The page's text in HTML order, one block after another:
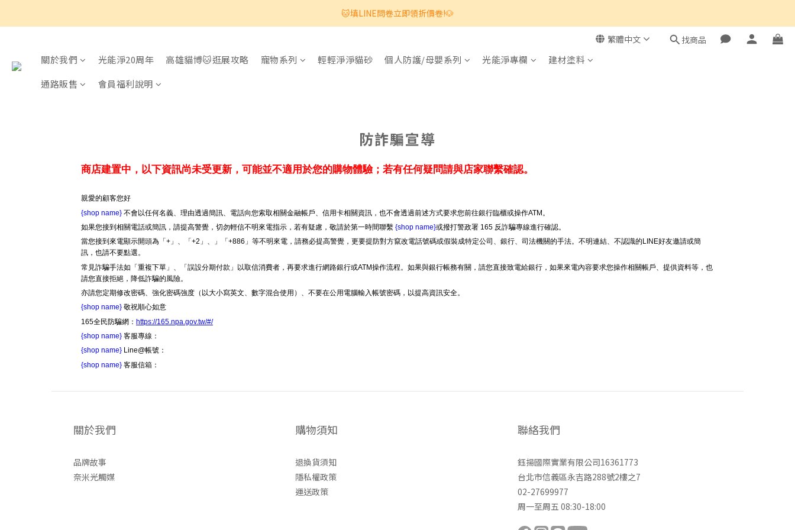
🐱填LINE問卷立即領折價卷!🐶
繁體中文 找商品
關於我們 光能淨20周年 高雄貓博🐱逛展攻略 寵物系列 輕輕淨淨貓砂 個人防護/母嬰系列 光能淨專欄
建材塗料
通路販售
會員福利說明
防詐騙宣導
商店建置中，以下資訊尚未受更新，可能並不適用於您的購物體驗；若有任何疑問請與店家聯繫確認。
親愛的顧客您好
{shop name} 不會以任何名義、理由透過簡訊、電話向您索取相關金融帳戶、信用卡相關資訊，也不會透過前述方式要求您前往銀行臨櫃或操作ATM。
如果您接到相關電話或簡訊，請提高警覺，切勿輕信不明來電指示，若有疑慮，敬請於第一時間聯繫 {shop name}或撥打警政署 165 反詐騙專線進行確認。
當您接到來電顯示開頭為「+」、「+2」、」「+886」等不明來電，請務必提高警覺，更要提防對方竄改電話號碼或假裝成特定公司、銀行、司法機關的手法。不明連結、不認識的LINE好友邀請或簡
訊，也請不要點選。
常見詐騙手法如「重複下單」、「誤設分期付款」以取信消費者，再要求進行網路銀行或ATM操作流程。如果與銀行帳務有關，請您直接致電給銀行，如果來電內容要求您操作相關帳戶、提供資料等，也
請您直接拒絕，降低詐騙的風險。
亦請您定期修改密碼、強化密碼強度（以大小寫英文、數字混合使用）、不要在公用電腦輸入帳號密碼，以提高資訊安全。
{shop name} 敬祝順心如意
165全民防騙網： https://165.npa.gov.tw/#/
{shop name} 客服專線：
{shop name} Line@帳號：
{shop name} 客服信箱：
關於我們
品牌故事
奈米光觸媒
購物須知
退換貨須知
隱私權政策
運送政策
聯絡我們
鈺揚國際實業有限公司16361773
台北市信義區永吉路288號2樓之7
02-27699977
周一至周五 08:30-18:00